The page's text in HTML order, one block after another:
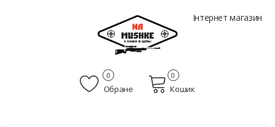
Інтернет магазин
Обране
0
Кошик
0